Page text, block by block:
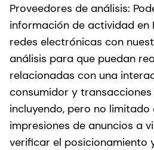
Proveedores de análisis:
información de actividad en
redes electrónicas con
análisis para que puedan
relacionadas con una
consumidor y
incluyendo, pero no limitado
impresiones de anuncios a
verificar el posicionamiento